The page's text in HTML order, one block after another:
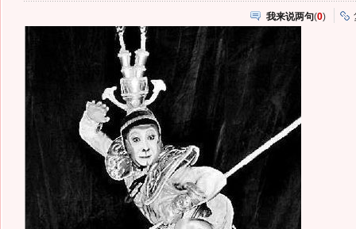
我来说两句(0)